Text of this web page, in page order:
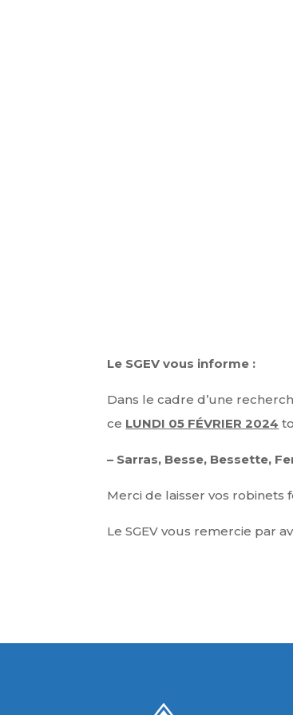
Le SGEV vous informe :
Dans le cadre d’une
ce LUNDI 05 FÉVRIER 2024
– Sarras, Besse, Bessette,
Merci de laisser vos robinets
Le SGEV vous remercie par